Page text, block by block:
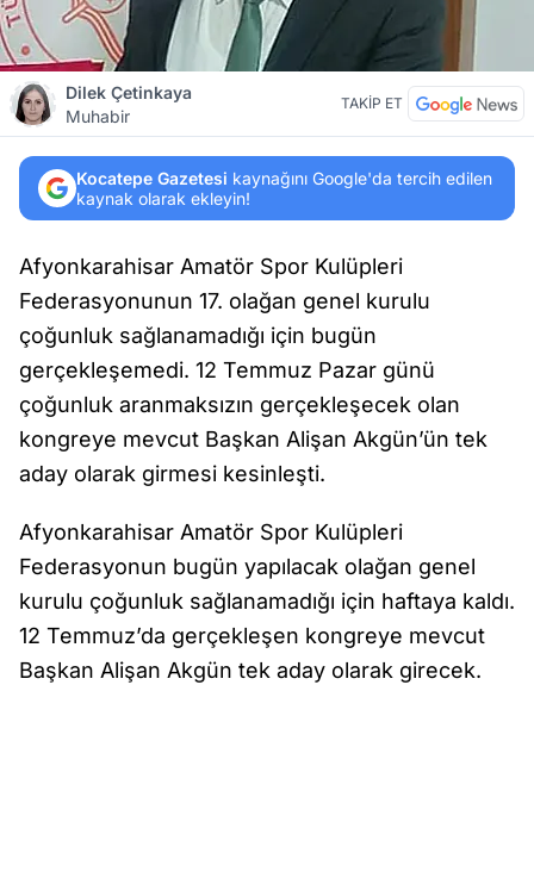
Dilek Çetinkaya
Muhabir
TAKİP ET
Kocatepe Gazetesi kaynağını Google'da tercih edilen
kaynak olarak ekleyin!
Afyonkarahisar Amatör Spor Kulüpleri
Federasyonunun 17. olağan genel kurulu
çoğunluk sağlanamadığı için bugün
gerçekleşemedi. 12 Temmuz Pazar günü
çoğunluk aranmaksızın gerçekleşecek olan
kongreye mevcut Başkan Alişan Akgün’ün tek
aday olarak girmesi kesinleşti.
Afyonkarahisar Amatör Spor Kulüpleri
Federasyonun bugün yapılacak olağan genel
kurulu çoğunluk sağlanamadığı için haftaya kaldı.
12 Temmuz’da gerçekleşen kongreye mevcut
Başkan Alişan Akgün tek aday olarak girecek.